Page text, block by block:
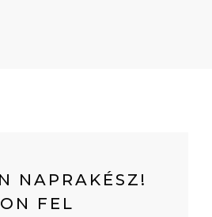
NAPRAKÉSZ!
FEL